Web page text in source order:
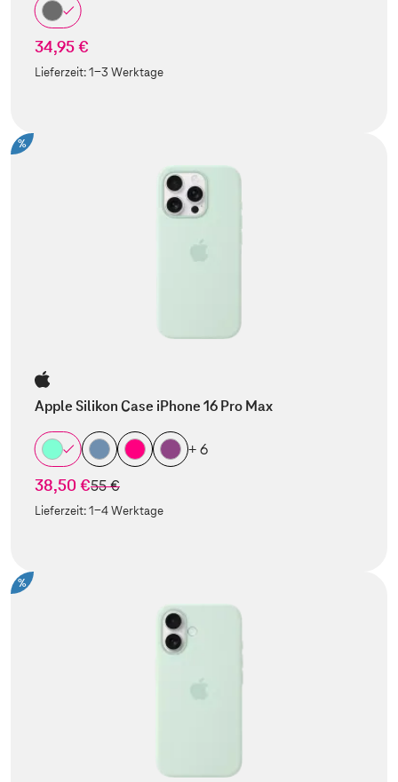
34,95 €
Lieferzeit:1-3 Werktage
%
Apple Silikon Case iPhone 16 Pro Max
+ 6
38,50 €statt
55 €
Lieferzeit:1-4 Werktage
%